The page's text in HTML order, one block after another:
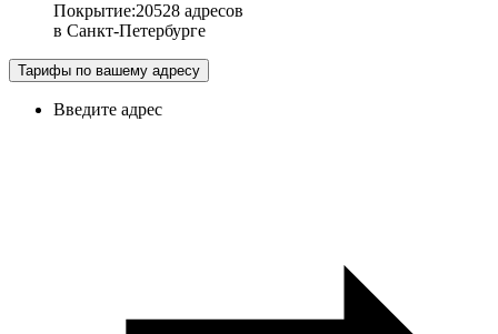
Покрытие:20528 адресов
в Санкт-Петербурге
Тарифы по вашему адресу
Введите адрес